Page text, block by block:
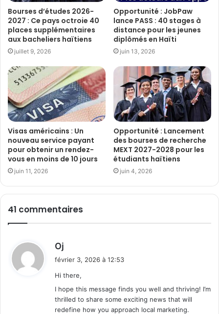
Bourses d’études 2026-
2027 : Ce pays octroie 40
places supplémentaires
aux bacheliers haïtiens
juillet 9, 2026
Opportunité : JobPaw
lance PASS : 40 stages à
distance pour les jeunes
diplômés en Haïti
juin 13, 2026
Visas américains : Un
nouveau service payant
pour obtenir un rendez-
vous en moins de 10 jours
juin 11, 2026
Opportunité : Lancement
des bourses de recherche
MEXT 2027-2028 pour les
étudiants haïtiens
juin 4, 2026
41 commentaires
Oj
:
février 3, 2026 à 12:53
Hi there,
I hope this message finds you well and thriving! I’m
thrilled to share some exciting news that will
redefine how you approach local marketing.